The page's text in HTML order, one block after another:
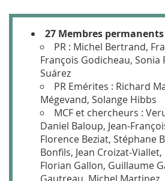
27 Membres permanents
PR : Michel Bertrand,
François Godicheau, Sonia
Suárez
PR Emérites : Richard
Mégevand, Solange Hibbs
MCF et chercheurs :
Daniel Baloup, Jean-
Florence Beziat, Stéphane
Bonfils, Jean Croizat-
Florian Gallon, Guillaume